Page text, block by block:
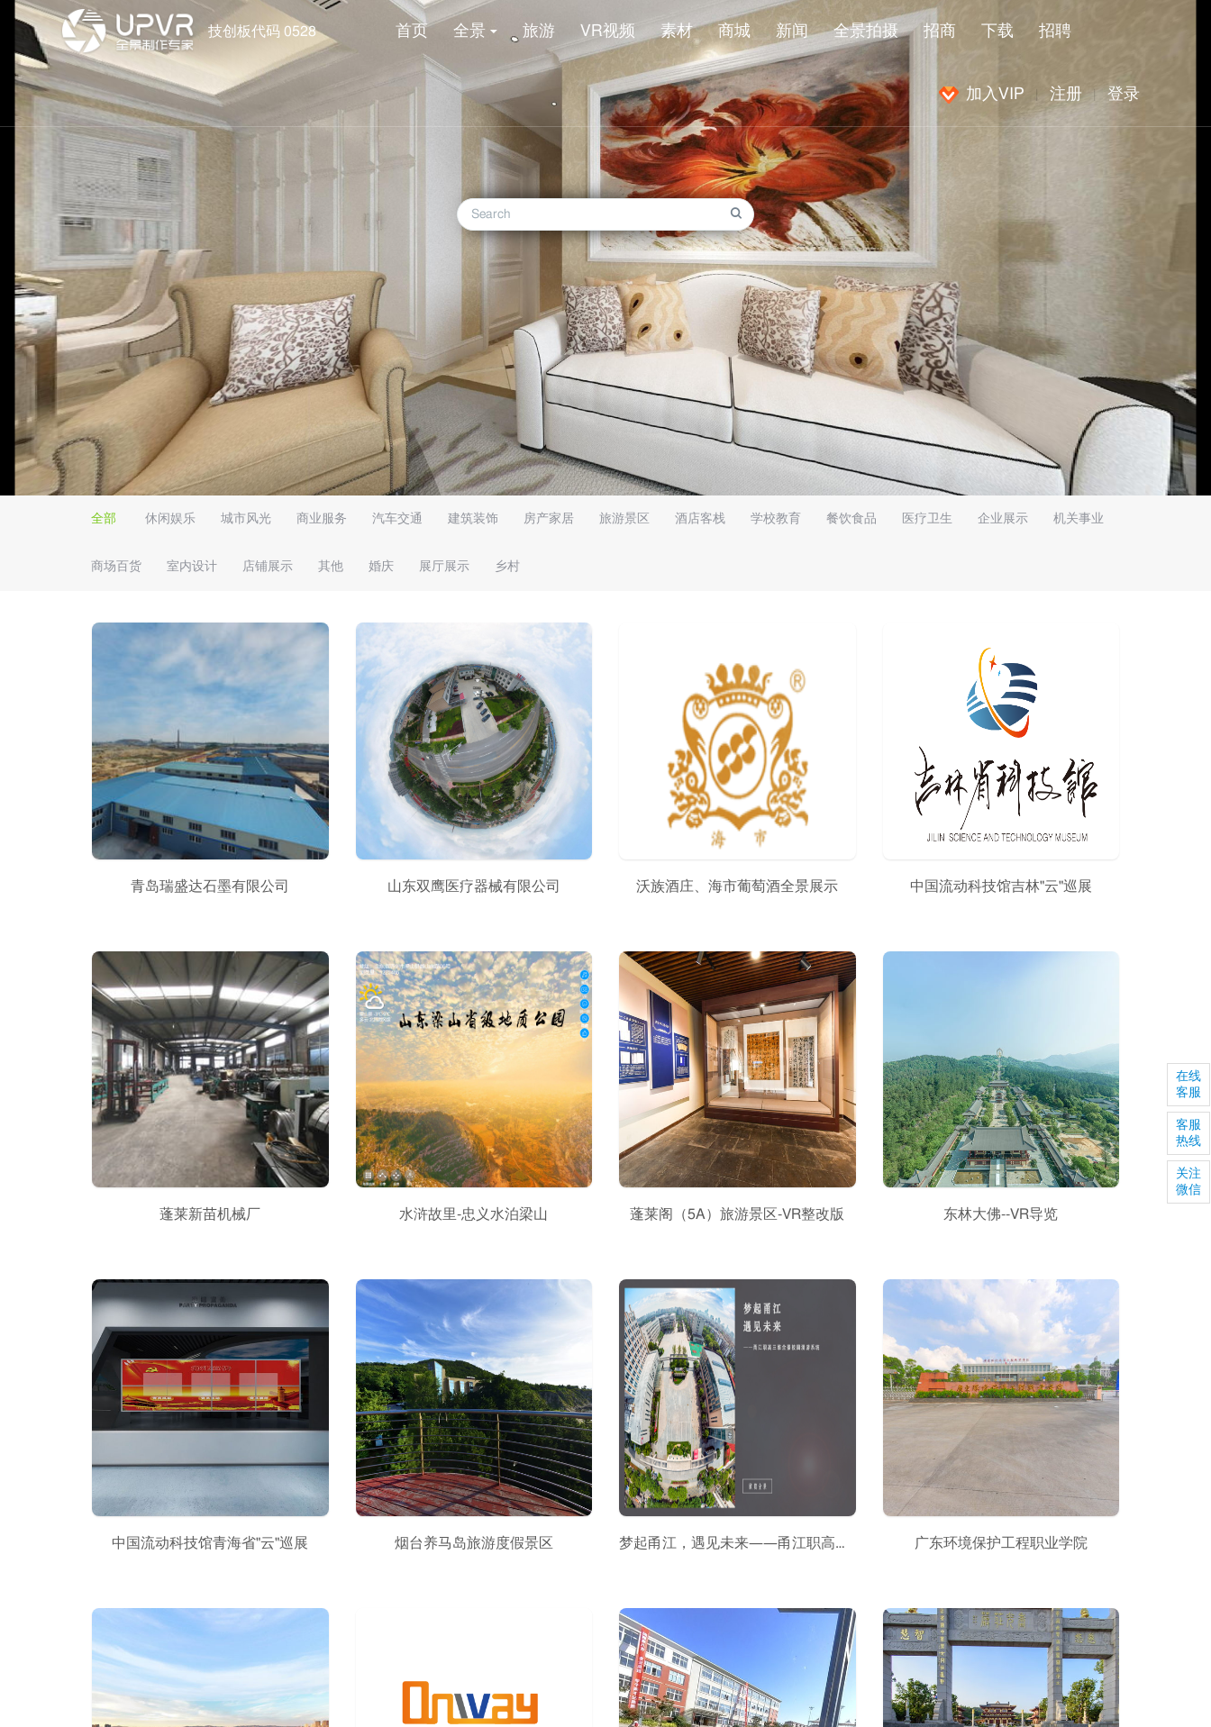
技创板代码 0528 首页 全景 旅游 VR视频 素材 商城 新闻 全景拍摄 招商 下载 招聘
加入VIP 注册 登录
全部 休闲娱乐 城市风光 商业服务 汽车交通 建筑装饰 房产家居 旅游景区 酒店客栈 学校教育 餐饮食品 医疗卫生 企业展示 机关事业
商场百货 室内设计 店铺展示 其他 婚庆 展厅展示 乡村
青岛瑞盛达石墨有限公司 山东双鹰医疗器械有限公司 沃族酒庄、海市葡萄酒全景展示 中国流动科技馆吉林"云"巡展
蓬莱新苗机械厂 水浒故里-忠义水泊梁山 蓬莱阁（5A）旅游景区-VR整改版 东林大佛--VR导览
中国流动科技馆青海省"云"巡展 烟台养马岛旅游度假景区 梦起甬江，遇见未来——甬江职高三维全景校园漫游系统 广东环境保护工程职业学院
在线
客服
客服
热线
关注
微信